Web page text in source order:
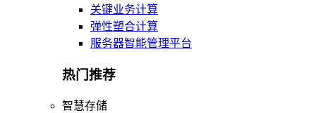
关键业务计算
弹性塑合计算
服务器智能管理平台
热门推荐
智慧存储